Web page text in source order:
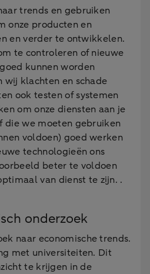
trends en gebruiken
onze producten en
en verder te ontwikkelen.
te controleren of nieuwe
kunnen worden
wij klachten en schade
ook testen of systemen
om onze diensten aan je
die we moeten gebruiken
voldoen) goed werken
technologieën ons
beter te voldoen
van dienst te zijn. .
onderzoek
naar economische trends.
met universiteiten. Dit
te krijgen in de